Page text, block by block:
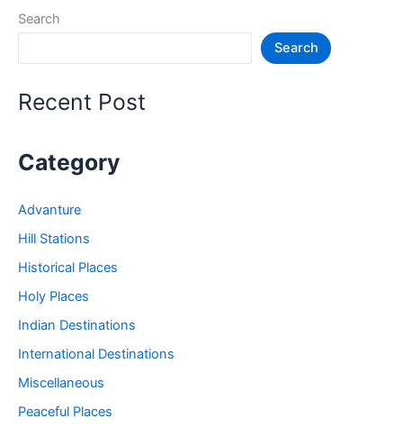
जगह
Places
Search
Search
Recent Post
Category
Advanture
Hill Stations
Historical Places
Holy Places
Indian Destinations
International Destinations
Miscellaneous
Peaceful Places